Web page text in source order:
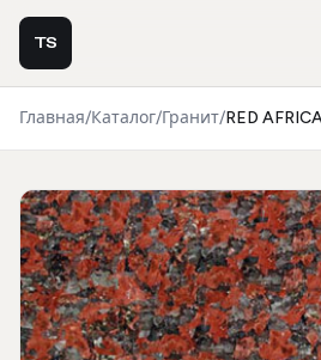
TS
Главная/Каталог/Гранит/RED